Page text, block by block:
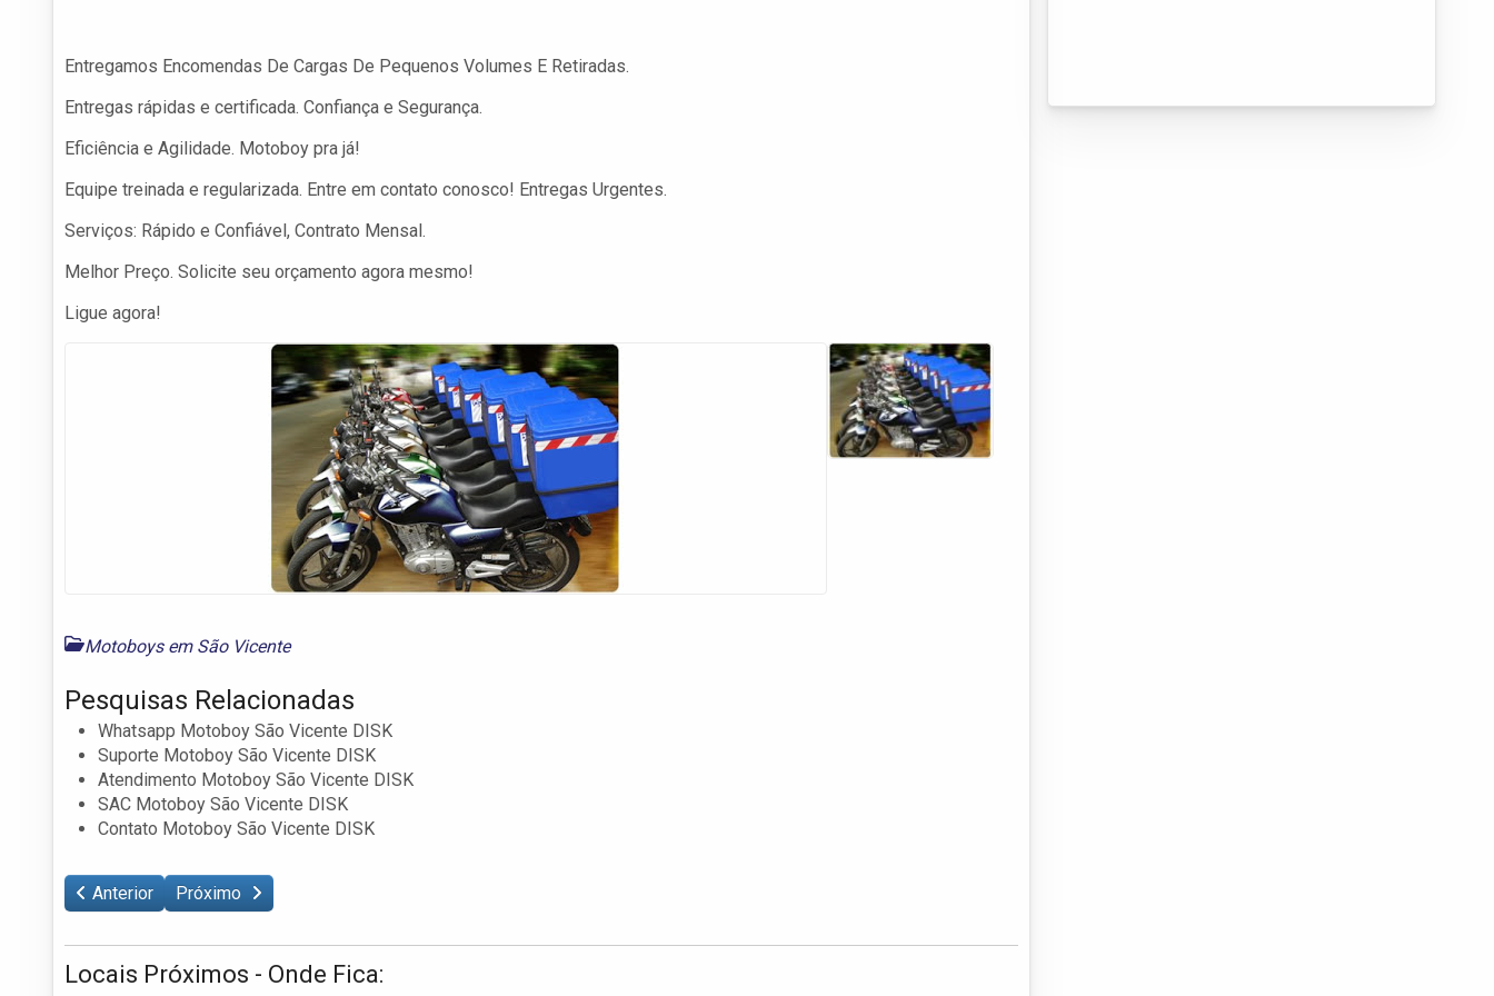
Entregamos Encomendas De Cargas De Pequenos Volumes E Retiradas.
Entregas rápidas e certificada. Confiança e Segurança.
Eficiência e Agilidade. Motoboy pra já!
Equipe treinada e regularizada. Entre em contato conosco! Entregas Urgentes.
Serviços: Rápido e Confiável, Contrato Mensal.
Melhor Preço. Solicite seu orçamento agora mesmo!
Ligue agora!
Motoboys em São Vicente
Pesquisas Relacionadas
Whatsapp Motoboy São Vicente DISK
Suporte Motoboy São Vicente DISK
Atendimento Motoboy São Vicente DISK
SAC Motoboy São Vicente DISK
Contato Motoboy São Vicente DISK
Anterior Próximo
Locais Próximos - Onde Fica: